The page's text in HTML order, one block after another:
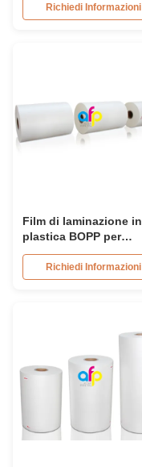
multiplaRichiedi Informazioni
Film di laminazione in
plastica BOPP per
laminazione a caldo
Richiedi Informazioni